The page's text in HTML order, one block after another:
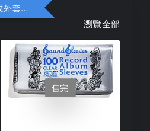
享有黑膠錄音室內套或外套折扣
瀏覽全部
售完